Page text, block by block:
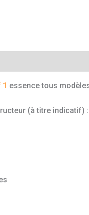
1 essence tous
(à titre indicatif) :